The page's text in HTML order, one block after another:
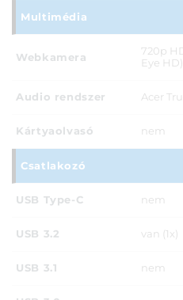
Multimédia
Webkamera
720p
Eye HD)
Audio rendszer Acer
Kártyaolvasó nem
Csatlakozó
USB Type-C nem
USB 3.2 van (1x)
USB 3.1 nem